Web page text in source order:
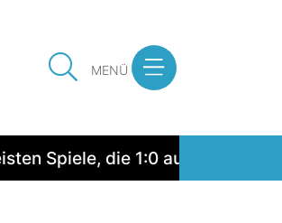
MENÜ
die 1:0 ausgingen, wurden